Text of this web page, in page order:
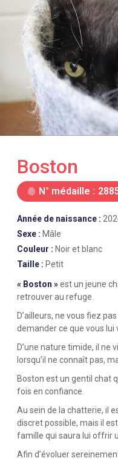
Boston
fingerprint N° médaille :
Année de naissance :
Sexe : Mâle
Couleur : Noir et blanc
Taille : Petit
« Boston »est un jeune
retrouver au refuge.
D’ailleurs, ne vous fiez
demander ce que vous lui
D’une nature timide, il
lorsqu’il ne connaît pas,
Boston est un gentil chat
fois en confiance.
Au sein de la chatterie, il
discret possible, mais il
famille qui saura lui offrir
Afin d’évoluer